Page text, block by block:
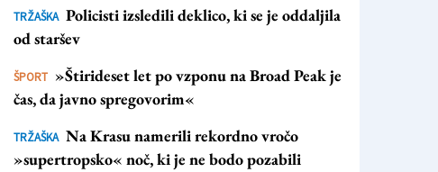
TRŽAŠKA Policisti izsledili deklico, ki se je oddaljila
od staršev
ŠPORT »Štirideset let po vzponu na Broad Peak je
čas, da javno spregovorim«
TRŽAŠKA Na Krasu namerili rekordno vročo
»supertropsko« noč, ki je ne bodo pozabili